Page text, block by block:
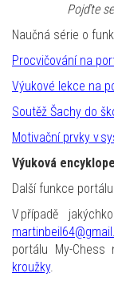
Pojďte se
Naučná série o
Procvičování na
Výukové lekce na
Soutěž Šachy do
Motivační prvky v
Výuková
Další funkce
V případě
portálu My-Chess
kroužky.